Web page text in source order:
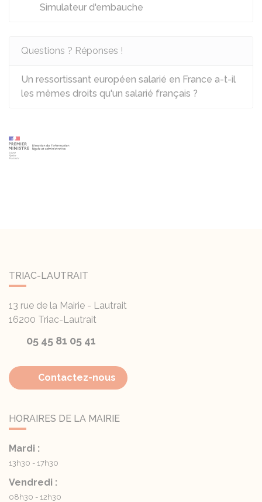
Simulateur d'embauche
Questions ? Réponses !
Un ressortissant européen salarié en France a-t-il
les mêmes droits qu'un salarié français ?
TRIAC-LAUTRAIT
13 rue de la Mairie - Lautrait
16200 Triac-Lautrait
05 45 81 05 41
Contactez-nous
HORAIRES DE LA MAIRIE
Mardi :
13h30 - 17h30
Vendredi :
08h30 - 12h30